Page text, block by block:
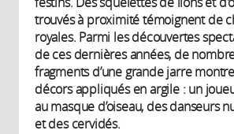
trouvés à proximité témoignent de
royales. Parmi les découvertes
de ces dernières années, de
fragments d’une grande jarre
décors appliqués en argile : un
au masque d’oiseau, des danseurs
et des cervidés.